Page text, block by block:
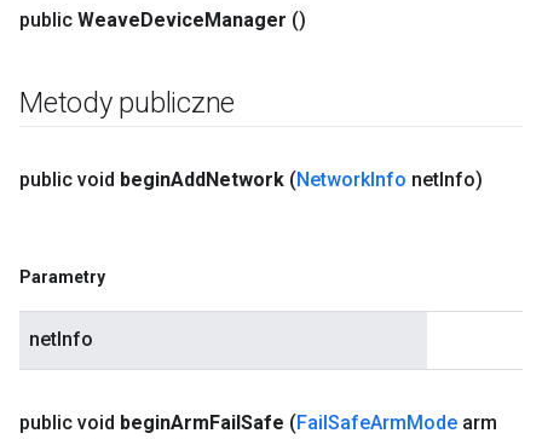
public WeaveDeviceManager ()
Metody publiczne
public void beginAddNetwork (NetworkInfo netInfo)
Parametry
netInfo
public void beginArmFailSafe (FailSafeArmMode arm